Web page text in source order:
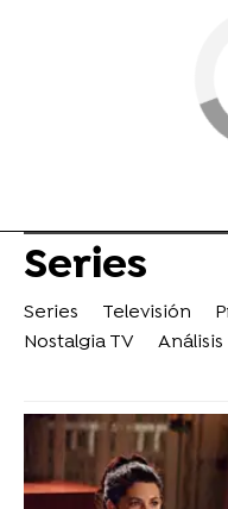
Series
Series Televisión
Nostalgia TV
Análisis